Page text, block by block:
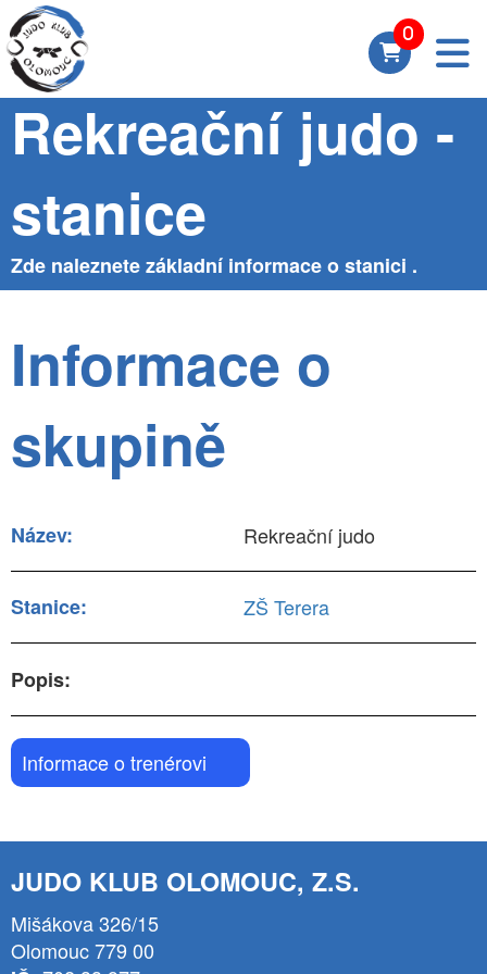
Skupina
Rekreační judo -
stanice
Zde naleznete základní informace o stanici .
Informace o
skupině
Název: Rekreační judo
Stanice: ZŠ Terera
Popis:
Informace o trenérovi
JUDO KLUB OLOMOUC, Z.S.
Mišákova 326/15
Olomouc 779 00